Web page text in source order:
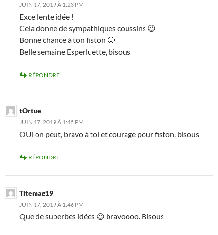
JUIN 17, 2019 À 1:23 PM
Excellente idée !
Cela donne de sympathiques coussins 😉
Bonne chance à ton fiston 🙂
Belle semaine Esperluette, bisous
RÉPONDRE
tOrtue
JUIN 17, 2019 À 1:45 PM
OUi on peut, bravo à toi et courage pour fiston, bisous
RÉPONDRE
Titemag19
JUIN 17, 2019 À 1:46 PM
Que de superbes idées 😉 bravoooo. Bisous